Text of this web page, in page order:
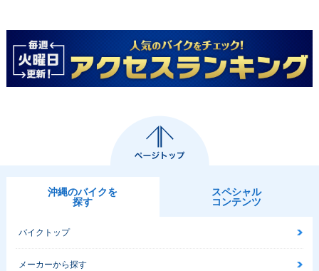
沖縄のバイクを
探す
スペシャル
コンテンツ
バイクトップ
メーカーから探す